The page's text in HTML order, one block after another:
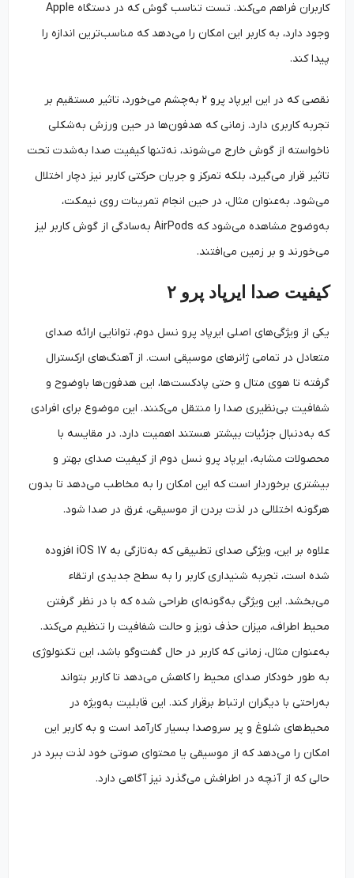
کاربران فراهم می‌کند. تست تناسب گوش که در دستگاه Apple
وجود دارد، به کاربر این امکان را می‌دهد که مناسب‌ترین اندازه را
پیدا کند.
نقصی که در این ایرپاد پرو ۲ به‌‌چشم می‌خورد، تاثیر مستقیم بر
تجربه کاربری دارد. زمانی که هدفون‌ها در حین ورزش به‌‌شکلی
ناخواسته از گوش خارج می‌شوند، نه‌‌تنها کیفیت صدا به‌‌شدت تحت
تاثیر قرار می‌گیرد، بلکه تمرکز و جریان حرکتی کاربر نیز دچار اختلال
می‌شود. به‌‌عنوان مثال، در حین انجام تمرینات روی نیمکت،
به‌‌وضوح مشاهده می‌شود که AirPods به‌‌سادگی از گوش کاربر لیز
می‌خورند و بر زمین می‌افتند.
کیفیت صدا ایرپاد پرو ۲
یکی از ویژگی‌های اصلی ایرپاد پرو نسل دوم، توانایی ارائه صدای
متعادل در تمامی ژانرهای موسیقی است. از آهنگ‌های ارکسترال
گرفته تا هوی متال و حتی پادکست‌ها، این هدفون‌ها باوضوح و
شفافیت بی‌نظیری صدا را منتقل می‌کنند. این موضوع برای افرادی
که به‌‌دنبال جزئیات بیشتر هستند اهمیت دارد. در مقایسه با
محصولات مشابه، ایرپاد پرو نسل دوم از کیفیت صدای بهتر و
بیشتری برخوردار است که این امکان را به مخاطب می‌دهد تا بدون
هرگونه اختلالی در لذت بردن از موسیقی، غرق در صدا شود.
علاوه بر این، ویژگی صدای تطبیقی که به‌‌تازگی به iOS 17 افزوده
شده است، تجربه شنیداری کاربر را به سطح جدیدی ارتقاء
می‌بخشد. این ویژگی به‌گونه‌ای طراحی شده که با در نظر گرفتن
محیط اطراف، میزان حذف نویز و حالت شفافیت را تنظیم می‌کند.
به‌‌عنوان مثال، زمانی که کاربر در حال گفت‌و‌گو باشد، این تکنولوژی
به ‌طور خودکار صدای محیط را کاهش می‌دهد تا کاربر بتواند
به‌‌راحتی با دیگران ارتباط برقرار کند. این قابلیت به‌‌ویژه در
محیط‌های شلوغ و پر سروصدا بسیار کارآمد است و به کاربر این
امکان را می‌دهد که از موسیقی یا محتوای صوتی خود لذت ببرد در
حالی که از آنچه در اطرافش می‌گذرد نیز آگاهی دارد.